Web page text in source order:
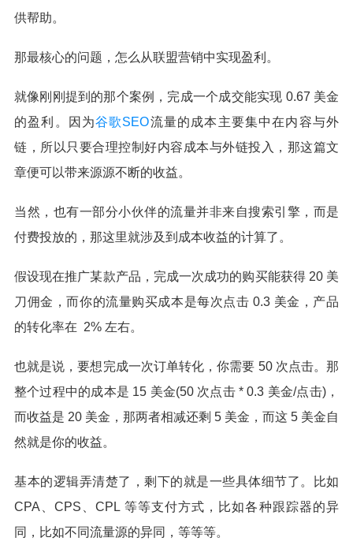
供帮助。
那最核心的问题，怎么从联盟营销中实现盈利。
就像刚刚提到的那个案例，完成一个成交能实现 0.67 美金
的盈利。因为谷歌SEO流量的成本主要集中在内容与外
链，所以只要合理控制好内容成本与外链投入，那这篇文
章便可以带来源源不断的收益。
当然，也有一部分小伙伴的流量并非来自搜索引擎，而是
付费投放的，那这里就涉及到成本收益的计算了。
假设现在推广某款产品，完成一次成功的购买能获得 20 美
刀佣金，而你的流量购买成本是每次点击 0.3 美金，产品
的转化率在 2% 左右。
也就是说，要想完成一次订单转化，你需要 50 次点击。那
整个过程中的成本是 15 美金(50 次点击 * 0.3 美金/点击)，
而收益是 20 美金，那两者相减还剩 5 美金，而这 5 美金自
然就是你的收益。
基本的逻辑弄清楚了，剩下的就是一些具体细节了。比如
CPA、CPS、CPL 等等支付方式，比如各种跟踪器的异
同，比如不同流量源的异同，等等等。